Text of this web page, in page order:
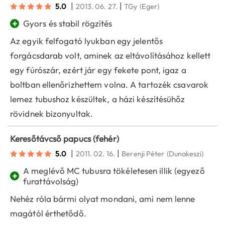
5.0 | 2013. 06. 27. |TGy (Eger)
+ Gyors és stabil rögzítés
Az egyik felfogató lyukban egy jelentős
forgácsdarab volt, aminek az eltávolításához kellett
egy fúrószár, ezért jár egy fekete pont, igaz a
boltban ellenőrizhettem volna. A tartozék csavarok
lemez tubushoz készültek, a házi készítésühőz
rövidnek bizonyultak.
Keresőtávcső papucs (fehér)
5.0 | 2011. 02. 16. | Berenji Péter (Dunakeszi)
+ A meglévő MC tubusra tökéletesen illik (egyező
furattávolság)
Nehéz róla bármi olyat mondani, ami nem lenne
magától érthetődő.